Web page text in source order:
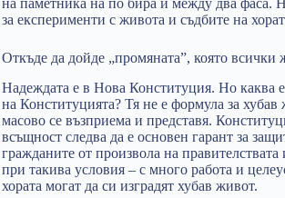
за експерименти с живота и съдбите на
Откъде да дойде „промяната”, която всички
Надеждата е в Нова Конституция. Но каква
на Конституцията? Тя не е формула за хубав
масово се възприема и представя.
всъщност следва да е основен гарант за
гражданите от произвола на
при такива условия – с много работа и
хората могат да си изградят хубав живот.